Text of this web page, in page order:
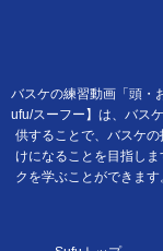
バスケの練習動画「頭・
ufu/スーフー】は、バス
供することで、バスケ
けになることを目指し
クを学ぶことができま